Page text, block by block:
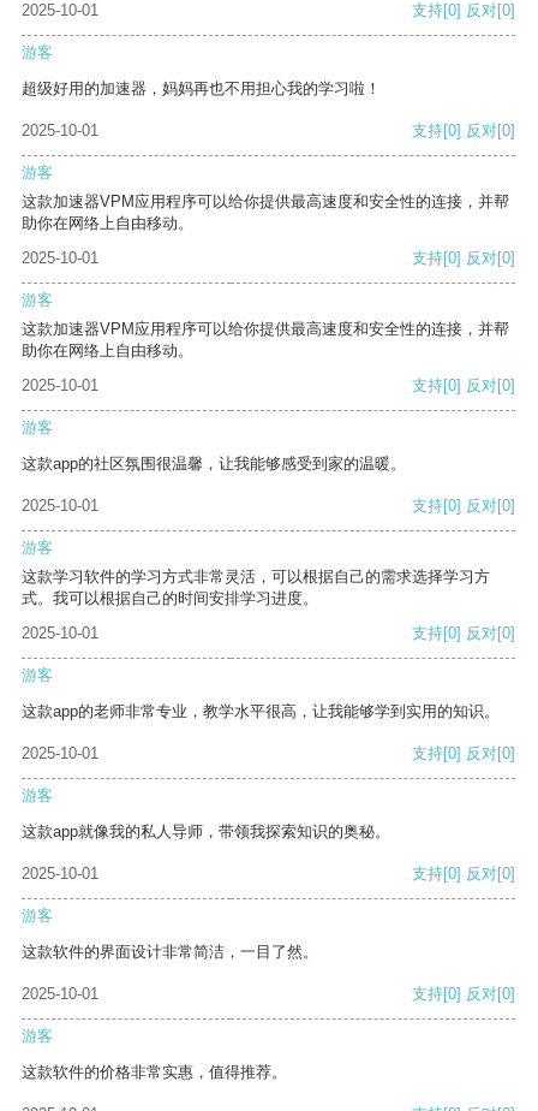
2025-10-01
支持[0] 反对[0]
游客
超级好用的加速器，妈妈再也不用担心我的学习啦！
2025-10-01 支持[0] 反对[0]
游客
这款加速器VPM应用程序可以给你提供最高速度和安全性的连接，并帮
助你在网络上自由移动。
2025-10-01
支持[0] 反对[0]
游客
这款加速器VPM应用程序可以给你提供最高速度和安全性的连接，并帮
助你在网络上自由移动。
2025-10-01
支持[0] 反对[0]
游客
这款app的社区氛围很温馨，让我能够感受到家的温暖。
2025-10-01 支持[0] 反对[0]
游客
这款学习软件的学习方式非常灵活，可以根据自己的需求选择学习方
式。我可以根据自己的时间安排学习进度。
2025-10-01
支持[0] 反对[0]
游客
这款app的老师非常专业，教学水平很高，让我能够学到实用的知识。
2025-10-01 支持[0] 反对[0]
游客
这款app就像我的私人导师，带领我探索知识的奥秘。
2025-10-01 支持[0] 反对[0]
游客
这款软件的界面设计非常简洁，一目了然。
2025-10-01 支持[0] 反对[0]
游客
这款软件的价格非常实惠，值得推荐。